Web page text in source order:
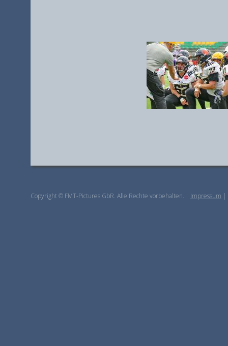
Copyright © FMT-Pictures GbR. Alle Rechte vorbehalten. Impressum |